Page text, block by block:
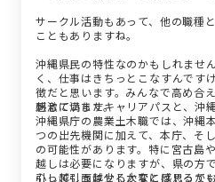
サークル活動もあって、他の職種
こともありますね。
沖縄県民の特性なのかもしれませ
く、仕事はきちっとこなすんです
徴だと思います。みんなで高め合
感じています。
刺激に満ちたキャリアパスと、沖
沖縄県庁の農業土木職では、沖縄
つの出先機関に加えて、本庁、そ
の可能性があります。特に宮古島
越しは必要になりますが、県の方
心して引っ越せるかなとは思って
引っ越し面は少し大変に感じるか